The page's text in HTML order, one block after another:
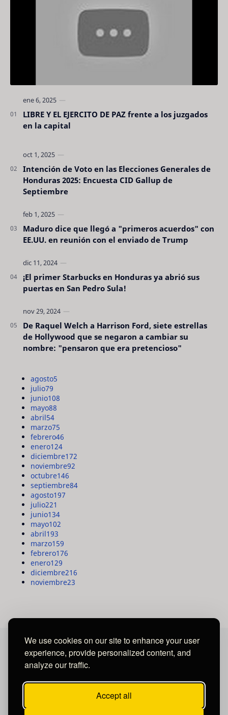
We use cookies on our site to enhance your user
experience, provide personalized content, and
analyze our traffic.
Accept all
LIBRE Y EL EJERCITO DE PAZ frente a los juzgados
en la capital
Intención de Voto en las Elecciones Generales de
Honduras 2025: Encuesta CID Gallup de
Septiembre
Maduro dice que llegó a "primeros acuerdos" con
EE.UU. en reunión con el enviado de Trump
¡El primer Starbucks en Honduras ya abrió sus
puertas en San Pedro Sula!
De Raquel Welch a Harrison Ford, siete estrellas
de Hollywood que se negaron a cambiar su
nombre: "pensaron que era pretencioso"
agosto5
julio79
junio108
mayo88
abril54
marzo75
febrero46
enero124
diciembre172
noviembre92
octubre146
septiembre84
agosto197
julio221
junio134
mayo102
abril193
marzo159
febrero176
enero129
diciembre216
noviembre23
MAYA MEDIA GROUP
Ubicados en Tegucigalpa - Honduras.